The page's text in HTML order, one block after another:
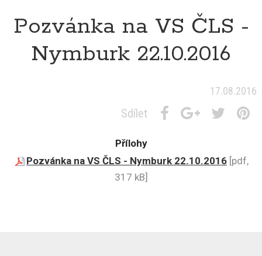
Pozvánka na VS ČLS -
Nymburk 22.10.2016
17.08.2016
Sdílet
Přílohy
Pozvánka na VS ČLS - Nymburk 22.10.2016 [pdf,
317 kB]